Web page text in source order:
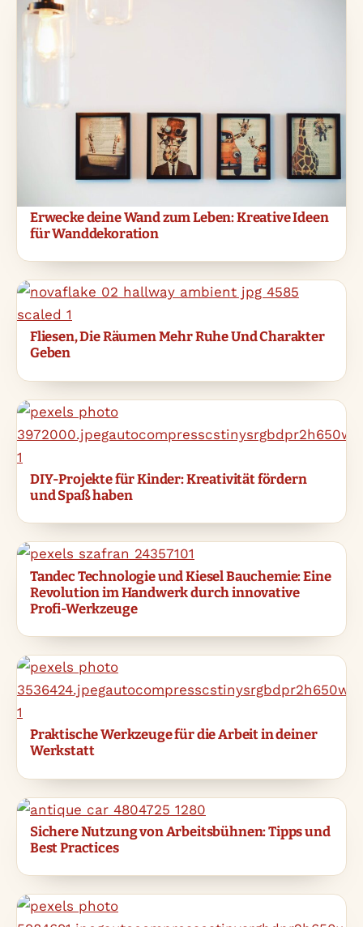
Erwecke deine Wand zum Leben: Kreative Ideen
für Wanddekoration
Fliesen, Die Räumen Mehr Ruhe Und Charakter
Geben
DIY-Projekte für Kinder: Kreativität fördern
und Spaß haben
Tandec Technologie und Kiesel Bauchemie: Eine
Revolution im Handwerk durch innovative
Profi-Werkzeuge
Praktische Werkzeuge für die Arbeit in deiner
Werkstatt
Sichere Nutzung von Arbeitsbühnen: Tipps und
Best Practices